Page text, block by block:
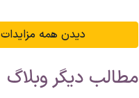
دیدن همه مزایدات
مطالب دیگر وبلاگ